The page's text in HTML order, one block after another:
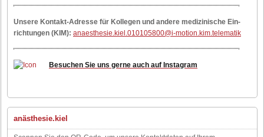
Un­se­re Kon­takt-Adres­se für Kol­le­gen und an­de­re me­di­zi­ni­sche Ein­
rich­tun­gen (KIM): anaesthesie.kiel.010105800@i-motion.kim.telematik
Besuchen Sie uns gerne auch auf Instagram
anästhesie.kiel